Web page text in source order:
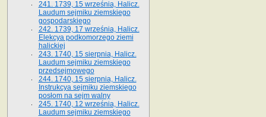
241. 1739, 15 września, Halicz.
Laudum sejmiku ziemskiego
gospodarskiego
242. 1739, 17 września, Halicz.
Elekcya podkomorzego ziemi
halickiej
243. 1740, 15 sierpnia, Halicz.
Laudum sejmiku ziemskiego
przedsejmowego
244. 1740, 15 sierpnia, Halicz.
Instrukcya sejmiku ziemskiego
posłom na sejm walny
245. 1740, 12 września, Halicz.
Laudum sejmiku ziemskiego